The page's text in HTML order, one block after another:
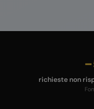
richieste non